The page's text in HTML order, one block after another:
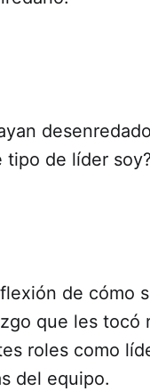
tipo de líder
de cómo
que les tocó
roles como
del equipo.